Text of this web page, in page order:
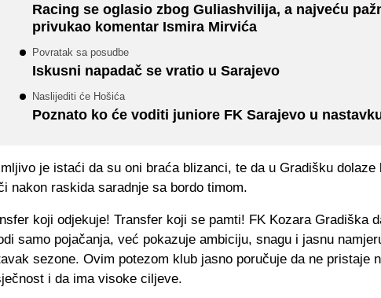
Racing se oglasio zbog Guliashvilija, a najveću
privukao komentar Ismira Mirvića
Povratak sa posudbe
Iskusni napadač se vratio u Sarajevo
Naslijediti će Hošića
Poznato ko će voditi juniore FK Sarajevo u
je istaći da su oni braća blizanci, te da u Gradišku dolaze
nakon raskida saradnje sa bordo timom.
koji odjekuje! Transfer koji se pamti! FK Kozara Gradiška
samo pojačanja, već pokazuje ambiciju, snagu i jasnu
sezone. Ovim potezom klub jasno poručuje da ne pristaje
i da ima visoke ciljeve.